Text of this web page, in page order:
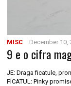
MISC December 10,
9 e o cifra
JE: Draga ficatule,
FICATUL: Pinky